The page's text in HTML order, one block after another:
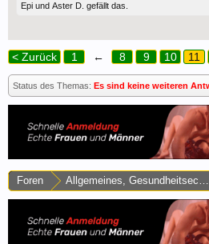
Epi und Aster D. gefällt das.
< Zurück 1 ← 8 9 10 11
Status des Themas: Es sind keine weiteren
Foren Allgemeines,